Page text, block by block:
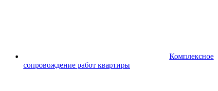
Комплексное
сопровождение работ квартиры